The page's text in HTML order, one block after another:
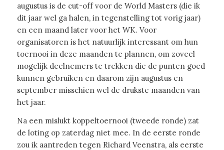
augustus is de cut-off voor de World Masters (die ik
dit jaar wel ga halen, in tegenstelling tot vorig jaar)
en een maand later voor het WK. Voor
organisatoren is het natuurlijk interessant om hun
toernooi in deze maanden te plannen, om zoveel
mogelijk deelnemers te trekken die de punten goed
kunnen gebruiken en daarom zijn augustus en
september misschien wel de drukste maanden van
het jaar.
Na een mislukt koppeltoernooi (tweede ronde) zat
de loting op zaterdag niet mee. In de eerste ronde
zou ik aantreden tegen Richard Veenstra, als eerste